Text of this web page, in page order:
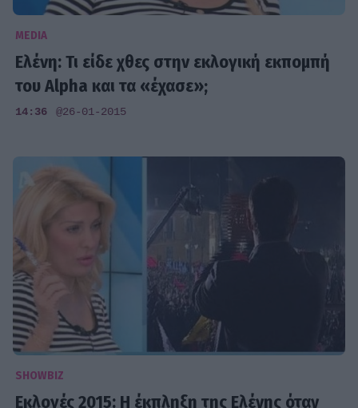
MEDIA
Ελένη: Τι είδε χθες στην εκλογική εκπομπή
του Alpha και τα «έχασε»;
14:36 @26-01-2015
SHOWBIZ
Εκλογές 2015: Η έκπληξη της Ελένης όταν